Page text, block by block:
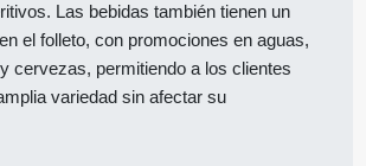
Las bebidas también tienen un
el folleto, con promociones en aguas,
cervezas, permitiendo a los clientes
variedad sin afectar su